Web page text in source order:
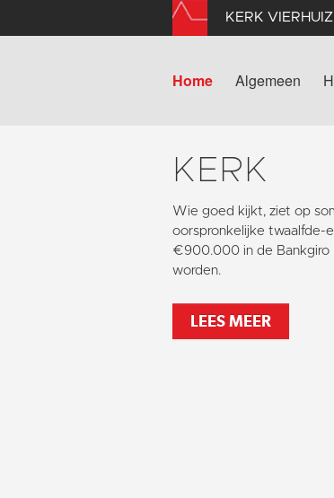
KERK
Home Algemeen
KERK
Wie goed kijkt, ziet op
oorspronkelijke twaalfde-
€900.000 in de Bankgiro
worden.
LEES MEER